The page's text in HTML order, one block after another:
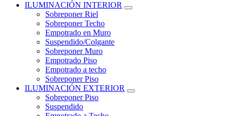
ILUMINACIÓN INTERIOR
Sobreponer Riel
Sobreponer Techo
Empotrado en Muro
Suspendido/Colgante
Sobreponer Muro
Empotrado Piso
Empotrado a techo
Sobreponer Piso
ILUMINACIÓN EXTERIOR
Sobreponer Piso
Suspendido